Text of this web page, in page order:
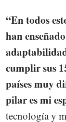
“En todos
han
cumplir sus
países muy
pilar es mi
tecnología y